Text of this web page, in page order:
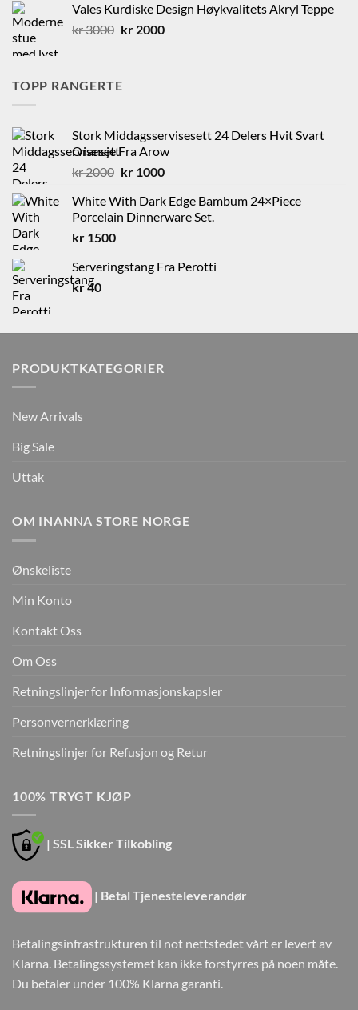
kr 475
Vales Kurdiske Design Høykvalitets Akryl Teppe
kr3000 Opprinnelig
kr 3000.
kr2000Nåværende
TOPP RANGERTE
Stork Middagsservisesett 24 Delers Hvit Svart
Oransje Fra Arow
kr2000 Opprinnelig
var:
kr 2000.
kr1000Nåværende
er:
kr 1000.
White With Dark Edge Bambum 24×Piece
Porcelain Dinnerware Set.
kr 1500
Serveringstang Fra Perotti
kr40
PRODUKTKATEGORIER
New Arrivals
Big Sale
Uttak
OM INANNA STORE NORGE
Ønskeliste
Min Konto
Kontakt Oss
Om Oss
Retningslinjer for Informasjonskapsler
Personvernerklæring
Retningslinjer for Refusjon og Retur
100% TRYGT KJØP
| SSL Sikker Tilkobling
| Betal Tjenesteleverandør
Betalingsinfrastrukturen til not nettstedet vårt er levert av
Klarna. Betalingssystemet kan ikke forstyrres på noen måte.
Du betaler under 100% Klarna garanti.